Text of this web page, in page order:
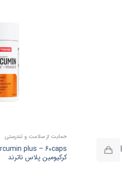
حمایت از سلامت و تندرستی
کرکیومین پلاس ناترند
NUTREND Test bomb – 90 caps | تست